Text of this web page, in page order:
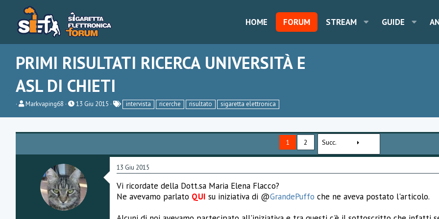
HOME FORUM STREAM GUIDE
PRIMI RISULTATI RICERCA UNIVERSITÀ E
ASL DI CHIETI
C
e
t
Markvaping68
D
t
d
i
z
i
o
13 Giu 2015 intervista ricerche risultato sigaretta elettronica
1 2 Succ.
13 Giu 2015
Vi ricordate della Dott.sa Maria Elena Flacco?
Ne avevamo parlato QUI su iniziativa di @GrandePuffo che ne aveva postato l'articolo.